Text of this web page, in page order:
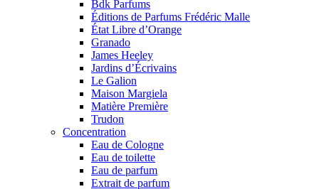
Bdk Parfums
Éditions de Parfums Frédéric Malle
État Libre d’Orange
Granado
James Heeley
Jardins d’Écrivains
Le Galion
Maison Margiela
Matière Première
Trudon
Concentration
Eau de Cologne
Eau de toilette
Eau de parfum
Extrait de parfum